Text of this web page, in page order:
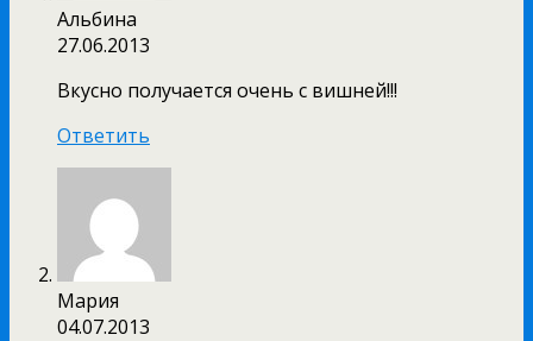
Альбина
27.06.2013
Вкусно получается очень с вишней!!!
Ответить
Мария
04.07.2013